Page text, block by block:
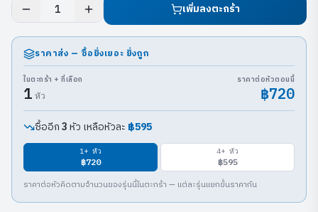
1 เพิ่มลงตะกร้า
ราคาส่ง — ซื้อยิ่งเยอะ ยิ่งถูก
ในตะกร้า + ที่เลือก
1 หัว
ราคาต่อหัวตอนนี้
฿720
ซื้ออีก 3 หัว เหลือหัวละ ฿595
1+ หัว
฿720
4+ หัว
฿595
ราคาต่อหัวคิดตามจำนวนของรุ่นนี้ในตะกร้า — แต่ละรุ่นแยกขั้นราคากัน